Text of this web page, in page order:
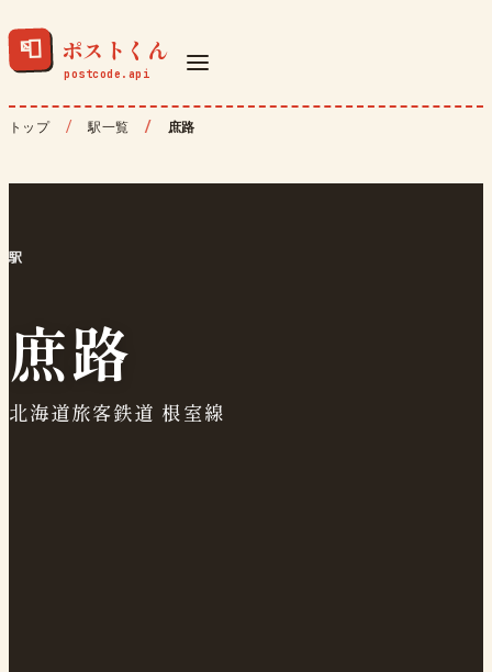
📮 ポストくん
トップ 駅一覧 庶路
駅
庶路
北海道旅客鉄道 根室線